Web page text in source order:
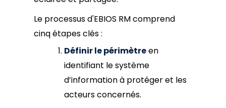
Le processus d'EBIOS RM comprend
cinq étapes clés :
Définir le périmètreen
identifiant le système
d’information à protéger et les
acteurs concernés.